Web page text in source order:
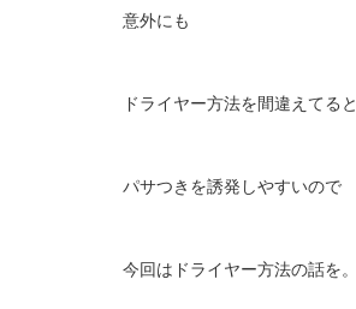
意外にも
ドライヤー方法を間違えてると
パサつきを誘発しやすいので
今回はドライヤー方法の話を。